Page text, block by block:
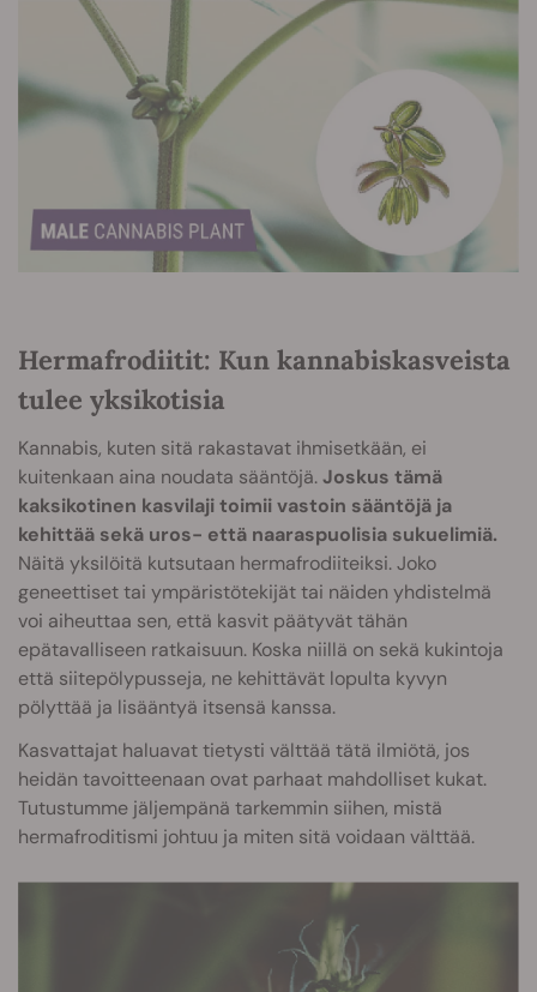
Hermafrodiitit: Kun kannabiskasveista
tulee yksikotisia
Kannabis, kuten sitä rakastavat ihmisetkään, ei
kuitenkaan aina noudata sääntöjä.Joskus tämä
kaksikotinen kasvilaji toimii vastoin sääntöjä ja
kehittää sekä uros- että naaraspuolisia sukuelimiä.
Näitä yksilöitä kutsutaan hermafrodiiteiksi. Joko
geneettiset tai ympäristötekijät tai näiden yhdistelmä
voi aiheuttaa sen, että kasvit päätyvät tähän
epätavalliseen ratkaisuun. Koska niillä on sekä kukintoja
että siitepölypusseja, ne kehittävät lopulta kyvyn
pölyttää ja lisääntyä itsensä kanssa.
Kasvattajat haluavat tietysti välttää tätä ilmiötä, jos
heidän tavoitteenaan ovat parhaat mahdolliset kukat.
Tutustumme jäljempänä tarkemmin siihen, mistä
hermafroditismi johtuu ja miten sitä voidaan välttää.